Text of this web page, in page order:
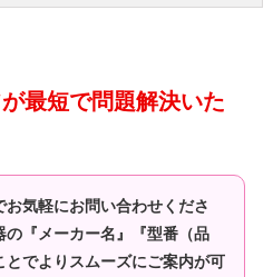
最短で問題解決いた
気軽にお問い合わせくださ
の『メーカー名』『型番（品
でよりスムーズにご案内が可